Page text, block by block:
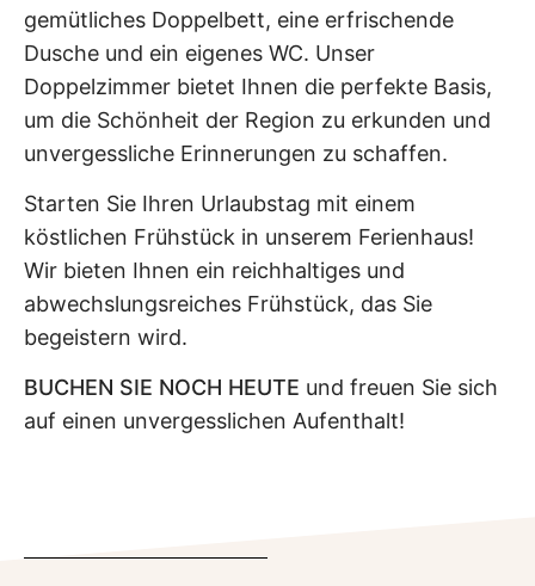
gemütliches Doppelbett, eine erfrischende
Dusche und ein eigenes WC. Unser
Doppelzimmer bietet Ihnen die perfekte Basis,
um die Schönheit der Region zu erkunden und
unvergessliche Erinnerungen zu schaffen.
Starten Sie Ihren Urlaubstag mit einem
köstlichen Frühstück in unserem Ferienhaus!
Wir bieten Ihnen ein reichhaltiges und
abwechslungsreiches Frühstück, das Sie
begeistern wird.
BUCHEN SIE NOCH HEUTE und freuen Sie sich
auf einen unvergesslichen Aufenthalt!